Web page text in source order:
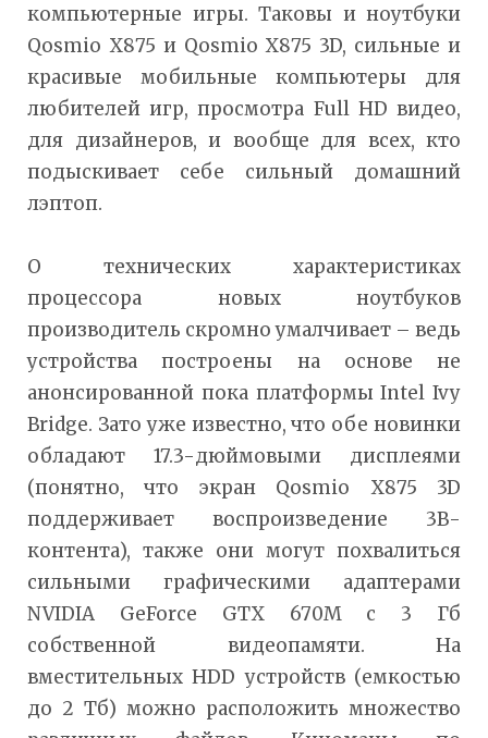
компьютерные игры. Таковы и ноутбуки
Qosmio X875 и Qosmio X875 3D, сильные и
красивые мобильные компьютеры для
любителей игр, просмотра Full HD видео,
для дизайнеров, и вообще для всех, кто
подыскивает себе сильный домашний
лэптоп.
О технических характеристиках
процессора новых ноутбуков
производитель скромно умалчивает – ведь
устройства построены на основе не
анонсированной пока платформы Intel Ivy
Bridge. Зато уже известно, что обе новинки
обладают 17.3-дюймовыми дисплеями
(понятно, что экран Qosmio X875 3D
поддерживает воспроизведение 3В-
контента), также они могут похвалиться
сильными графическими адаптерами
NVIDIA GeForce GTX 670M с 3 Гб
собственной видеопамяти. На
вместительных HDD устройств (емкостью
до 2 Тб) можно расположить множество